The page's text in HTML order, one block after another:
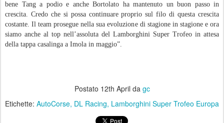
bene Tang a podio e anche Bortolato ha mantenuto un buon passo in
crescita. Credo che si possa continuare proprio sul filo di questa crescita
costante. Il team prosegue nella sua evoluzione di stagione in stagione e ora
siamo anche al top nell’assoluta del Lamborghini Super Trofeo in attesa
della tappa casalinga a Imola in maggio”.
Postato 12th April da gc
Etichette: AutoCorse DL Racing Lamborghini Super Trofeo Europa